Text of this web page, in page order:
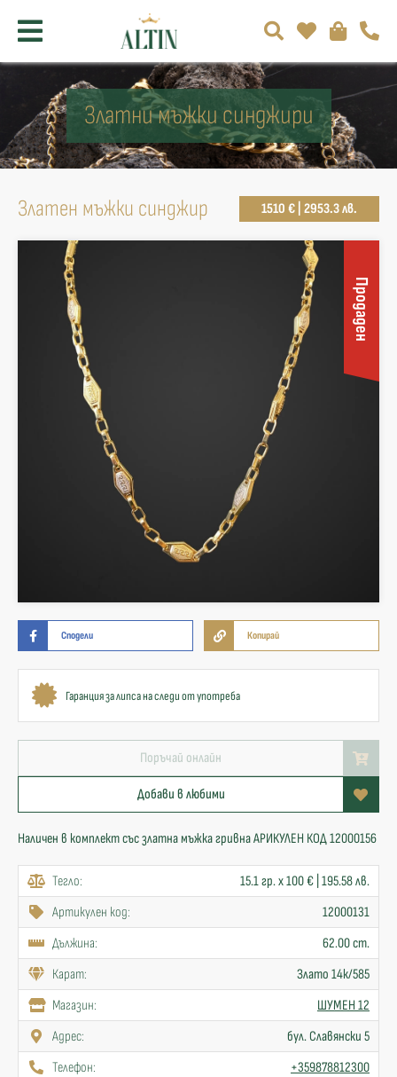
Златни мъжки синджири
Златен мъжки синджир 1510 € | 2953.3 лв.
Продаден
Сподели Копирай
Гаранция за липса на следи от употреба
Поръчай онлайн
Добави в любими
Наличен в комплект със златна мъжка гривна АРИКУЛЕН КОД 12000156
Тегло:
15.1 гр. x 100 € | 195.58 лв.
Артикулен код:
12000131
Дължина:
62.00 cm.
Карат:
Злато 14к/585
Mагазин:
ШУМЕН 12
Адрес:
бул. Славянски 5
Телефон:
+359878812300